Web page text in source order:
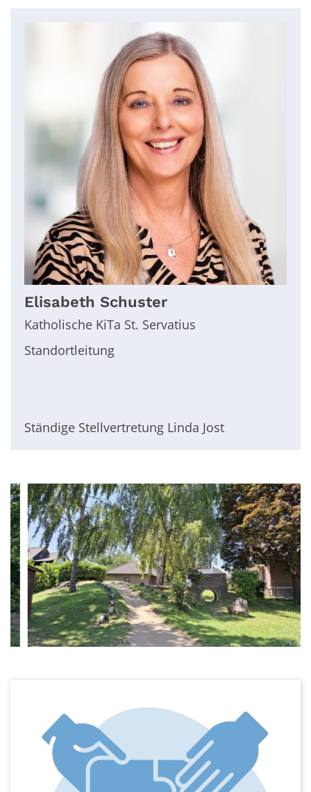
Elisabeth Schuster
Katholische KiTa St. Servatius
Standortleitung
Ständige Stellvertretung Linda Jost